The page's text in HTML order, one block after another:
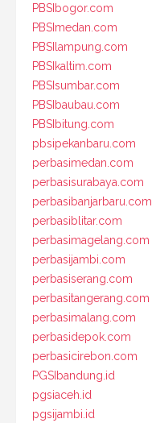
PBSIbogor.com
PBSImedan.com
PBSIlampung.com
PBSIkaltim.com
PBSIsumbar.com
PBSIbaubau.com
PBSIbitung.com
pbsipekanbaru.com
perbasimedan.com
perbasisurabaya.com
perbasibanjarbaru.com
perbasiblitar.com
perbasimagelang.com
perbasijambi.com
perbasiserang.com
perbasitangerang.com
perbasimalang.com
perbasidepok.com
perbasicirebon.com
PGSIbandung.id
pgsiaceh.id
pgsijambi.id